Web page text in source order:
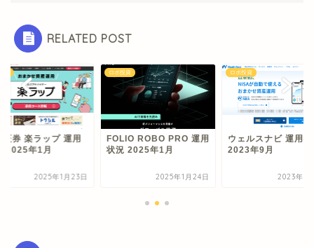
RELATED POST
証券 楽ラップ 運用
2025年1月
2025年1月23日
ロボ投資
FOLIO ROBO PRO 運用
状況 2025年1月
2025年1月24日
ロボ投資
ウェルスナビ 運用状
2023年9月
2023年9